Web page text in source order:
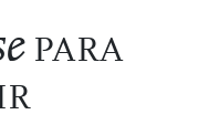
PARA